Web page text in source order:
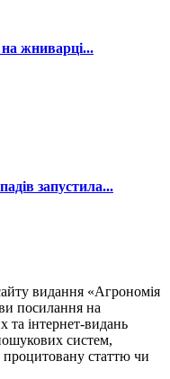
жниварці...
запустила...
видання «Агрономія
посилання на
та інтернет-видань
систем,
процитовану статтю чи